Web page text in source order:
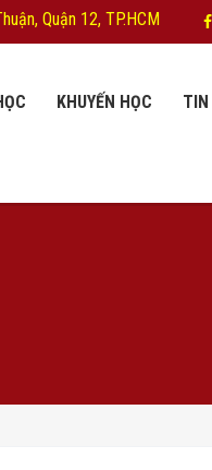
Quận 12, TP.HCM
KHUYẾN HỌC